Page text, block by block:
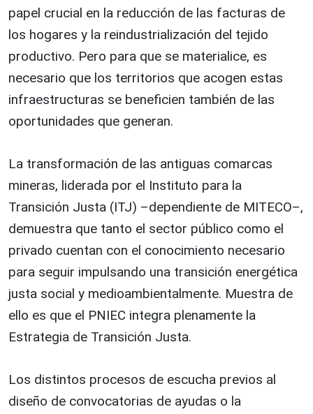
papel crucial en la reducción de las facturas de
los hogares y la reindustrialización del tejido
productivo. Pero para que se materialice, es
necesario que los territorios que acogen estas
infraestructuras se beneficien también de las
oportunidades que generan.
La transformación de las antiguas comarcas
mineras, liderada por el Instituto para la
Transición Justa (ITJ) –dependiente de MITECO–,
demuestra que tanto el sector público como el
privado cuentan con el conocimiento necesario
para seguir impulsando una transición energética
justa social y medioambientalmente. Muestra de
ello es que el PNIEC integra plenamente la
Estrategia de Transición Justa.
Los distintos procesos de escucha previos al
diseño de convocatorias de ayudas o la